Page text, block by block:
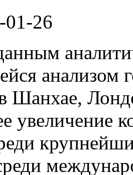
01-26
анализом
Шанхае,
увеличение